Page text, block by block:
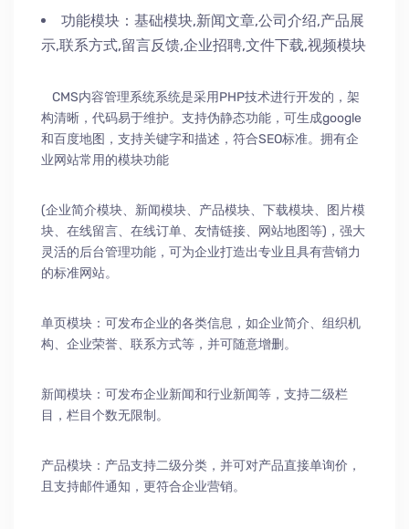
功能模块： 基础模块,新闻文章,公司介绍,产品展
示,联系方式,留言反馈,企业招聘,文件下载,视频模块
CMS内容管理系统系统是采用PHP技术进行开发的，架
构清晰，代码易于维护。支持伪静态功能，可生成google
和百度地图，支持关键字和描述，符合SEO标准。拥有企
业网站常用的模块功能
(企业简介模块、新闻模块、产品模块、下载模块、图片模
块、在线留言、在线订单、友情链接、网站地图等)，强大
灵活的后台管理功能，可为企业打造出专业且具有营销力
的标准网站。
单页模块：可发布企业的各类信息，如企业简介、组织机
构、企业荣誉、联系方式等，并可随意增删。
新闻模块：可发布企业新闻和行业新闻等，支持二级栏
目，栏目个数无限制。
产品模块：产品支持二级分类，并可对产品直接单询价，
且支持邮件通知，更符合企业营销。